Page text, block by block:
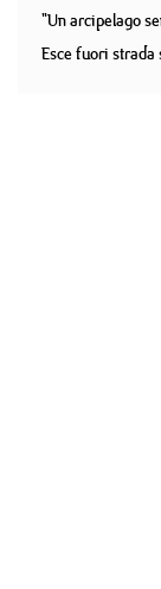
"Un arcipelago
Esce fuori strada